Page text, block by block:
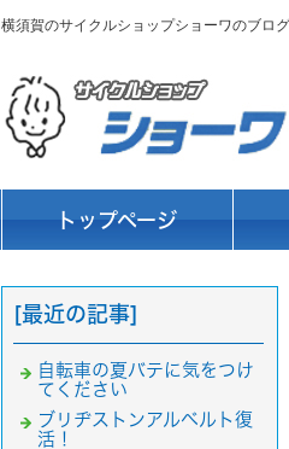
横須賀のサイクルショップショーワのブロ
トップページ
[最近の記事]
自転車の夏バテに気をつけ
てください
ブリヂストンアルベルト復
活！